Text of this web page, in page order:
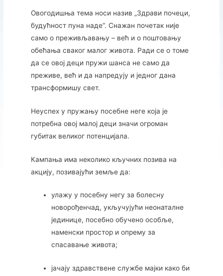
Овогодишња тема носи назив „Здрави почеци,
будућност пуна наде“. Снажан почетак није
само о преживљавању – већ и о поштовању
обећања сваког малог живота. Ради се о томе
да се овој деци пружи шанса не само да
преживе, већ и да напредују и једног дана
трансформишу свет.
Неуспех у пружању посебне неге која је
потребна овој малој деци значи огроман
губитак великог потенцијала.
Кампања има неколико кључних позива на
акцију, позивајући земље да:
улажу у посебну негу за болесну
новорођенчад, укључујући неонаталне
јединице, посебно обучено особље,
наменски простор и опрему за
спасавање живота;
јачају здравствене службе мајки како би